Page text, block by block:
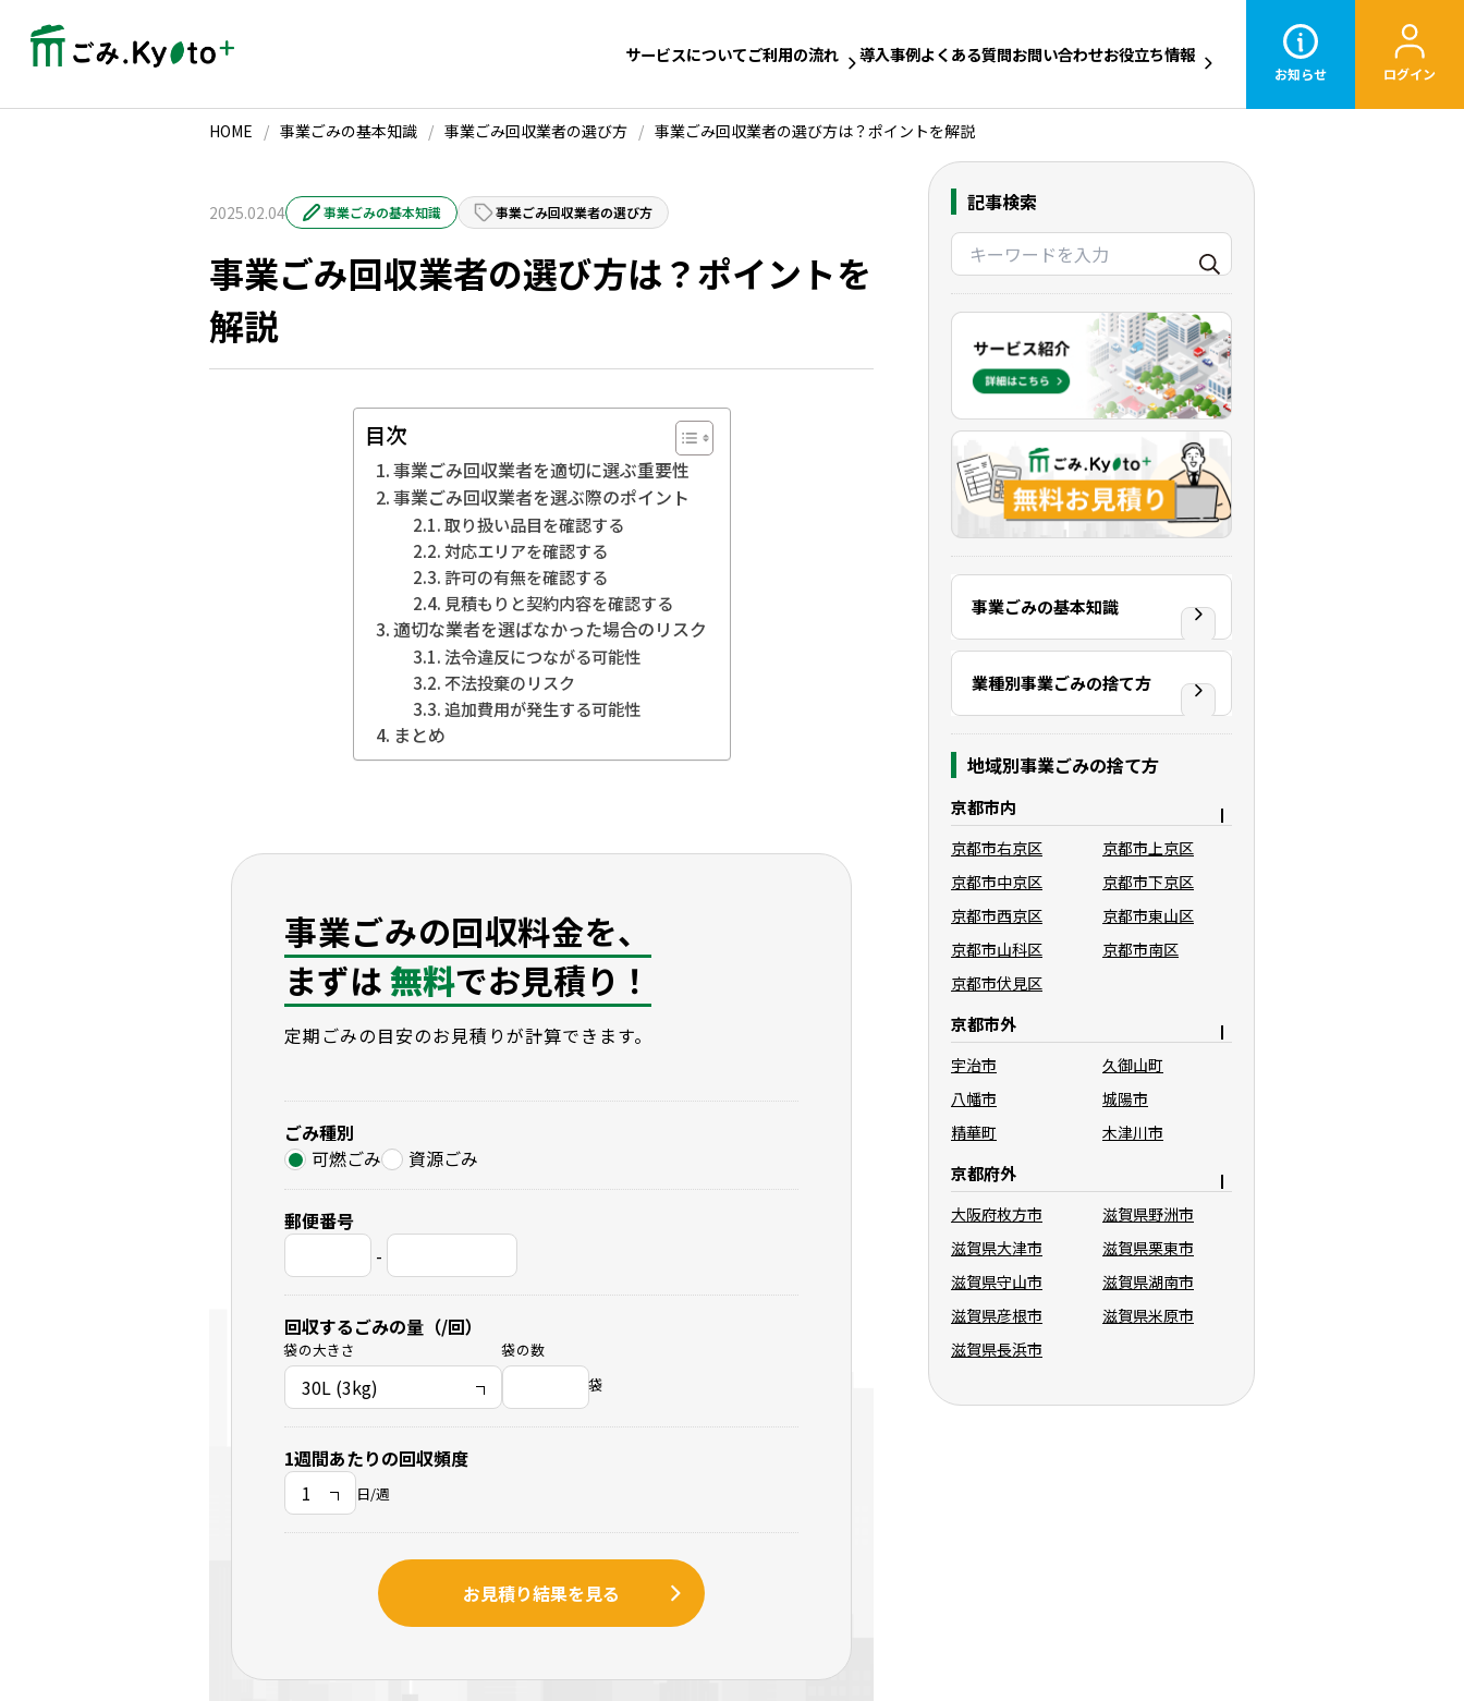
サービスについてご利用の流れ 導入事例よくある質問お問い合わせお役立ち情報
お知らせ ログイン
HOME / 事業ごみの基本知識 / 事業ごみ回収業者の選び方 / 事業ごみ回収業者の選び方は？ポイントを解説
2025.02.04 事業ごみの基本知識 事業ごみ回収業者の選び方
事業ごみ回収業者の選び方は？ポイントを
解説
目次
事業ごみ回収業者を適切に選ぶ重要性
事業ごみ回収業者を選ぶ際のポイント
取り扱い品目を確認する
対応エリアを確認する
許可の有無を確認する
見積もりと契約内容を確認する
適切な業者を選ばなかった場合のリスク
法令違反につながる可能性
不法投棄のリスク
追加費用が発生する可能性
まとめ
事業ごみの回収料金を、
まずは無料でお見積り！
定期ごみの目安のお見積りが計算できます。
ごみ種別
可燃ごみ
資源ごみ
郵便番号
-
回収するごみの量（/回）
袋の大きさ
袋の数
袋
1週間あたりの回収頻度
日/週
お見積り結果を見る
記事検索
事業ごみの基本知識
業種別事業ごみの捨て方
地域別事業ごみの捨て方
京都市内
京都市右京区
京都市上京区
京都市中京区
京都市下京区
京都市西京区
京都市東山区
京都市山科区
京都市南区
京都市伏見区
京都市外
宇治市
久御山町
八幡市
城陽市
精華町
木津川市
京都府外
大阪府枚方市
滋賀県野洲市
滋賀県大津市
滋賀県栗東市
滋賀県守山市
滋賀県湖南市
滋賀県彦根市
滋賀県米原市
滋賀県長浜市